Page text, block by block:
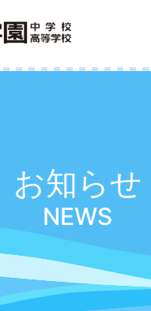
お知らせ
NEWS